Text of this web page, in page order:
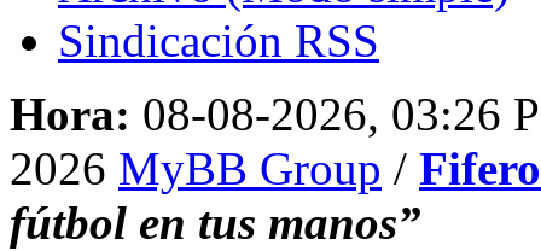
Sindicación RSS
Hora: 08-08-2026, 03:26
2026 MyBB Group /
fútbol en tus manos”